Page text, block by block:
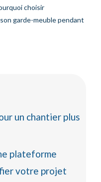
choisir
garde-meuble pendant
un chantier plus
plateforme
votre projet